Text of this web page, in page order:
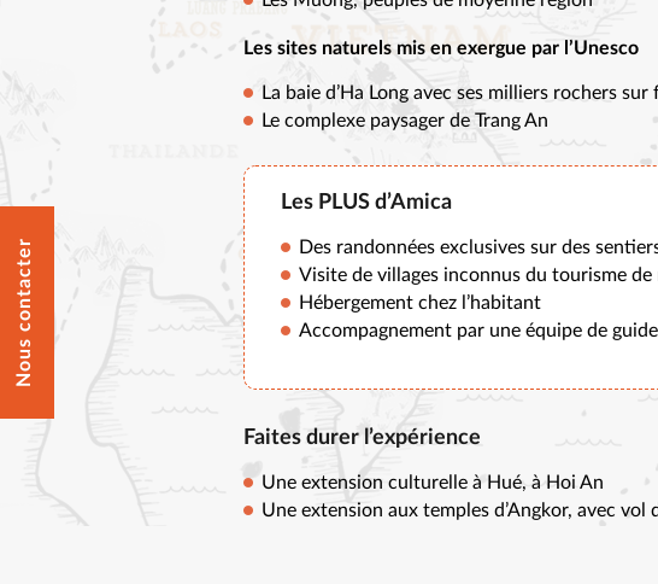
Nous contacter
Les sites naturels mis en exergue par l’Unesco
La baie d’Ha Long avec ses milliers rochers sur
Le complexe paysager de Trang An
Les PLUS d’Amica
Des randonnées exclusives sur des
Visite de villages inconnus du tourisme de
Hébergement chez l’habitant
Accompagnement par une équipe de
Faites durer l’expérience
Une extension culturelle à Hué, à Hoi An
Une extension aux temples d’Angkor, avec vol